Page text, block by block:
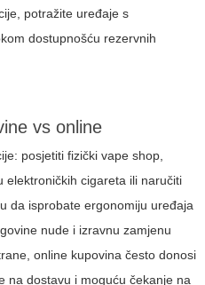
potražite uređaje s
dostupnošću rezervnih
vs online
posjetiti fizički vape shop,
elektroničkih cigareta ili naručiti
da isprobate ergonomiju uređaja
nude i izravnu zamjenu
online kupovina često donosi
na dostavu i moguću čekanje na